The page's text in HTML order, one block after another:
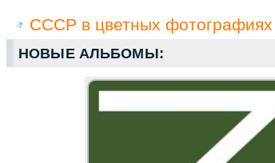
СССР в цветных фотографиях
НОВЫЕ АЛЬБОМЫ: